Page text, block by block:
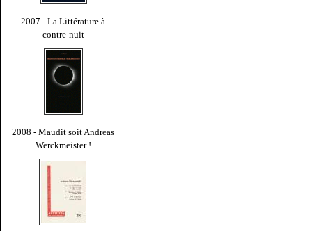
2007 - La Littérature à
contre-nuit
2008 - Maudit soit Andreas
Werckmeister !